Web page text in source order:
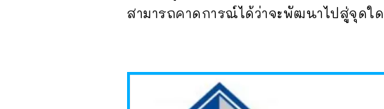
สามารถคาดการณ์ได้ว่าจะพัฒนาไปสู่จุดใด